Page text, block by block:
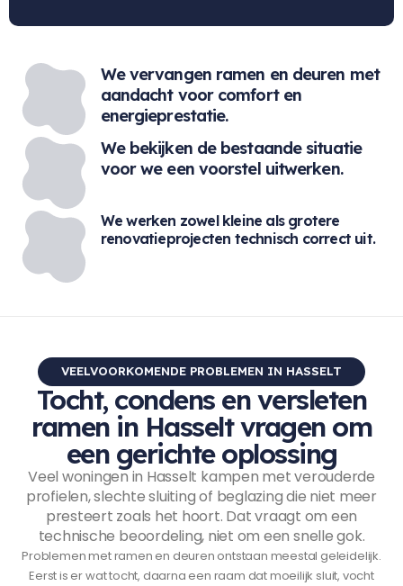
We vervangen ramen en deuren met
aandacht voor comfort en
energieprestatie.
We bekijken de bestaande situatie
voor we een voorstel uitwerken.
We werken zowel kleine als grotere
renovatieprojecten technisch correct uit.
VEELVOORKOMENDE PROBLEMEN IN HASSELT
Tocht, condens en versleten
ramen in Hasselt vragen om
een gerichte oplossing
Veel woningen in Hasselt kampen met verouderde
profielen, slechte sluiting of beglazing die niet meer
presteert zoals het hoort. Dat vraagt om een
technische beoordeling, niet om een snelle gok.
Problemen met ramen en deuren ontstaan meestal geleidelijk.
Eerst is er wat tocht, daarna een raam dat moeilijk sluit, vocht